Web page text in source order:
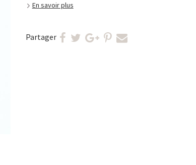
En savoir plus
Partager